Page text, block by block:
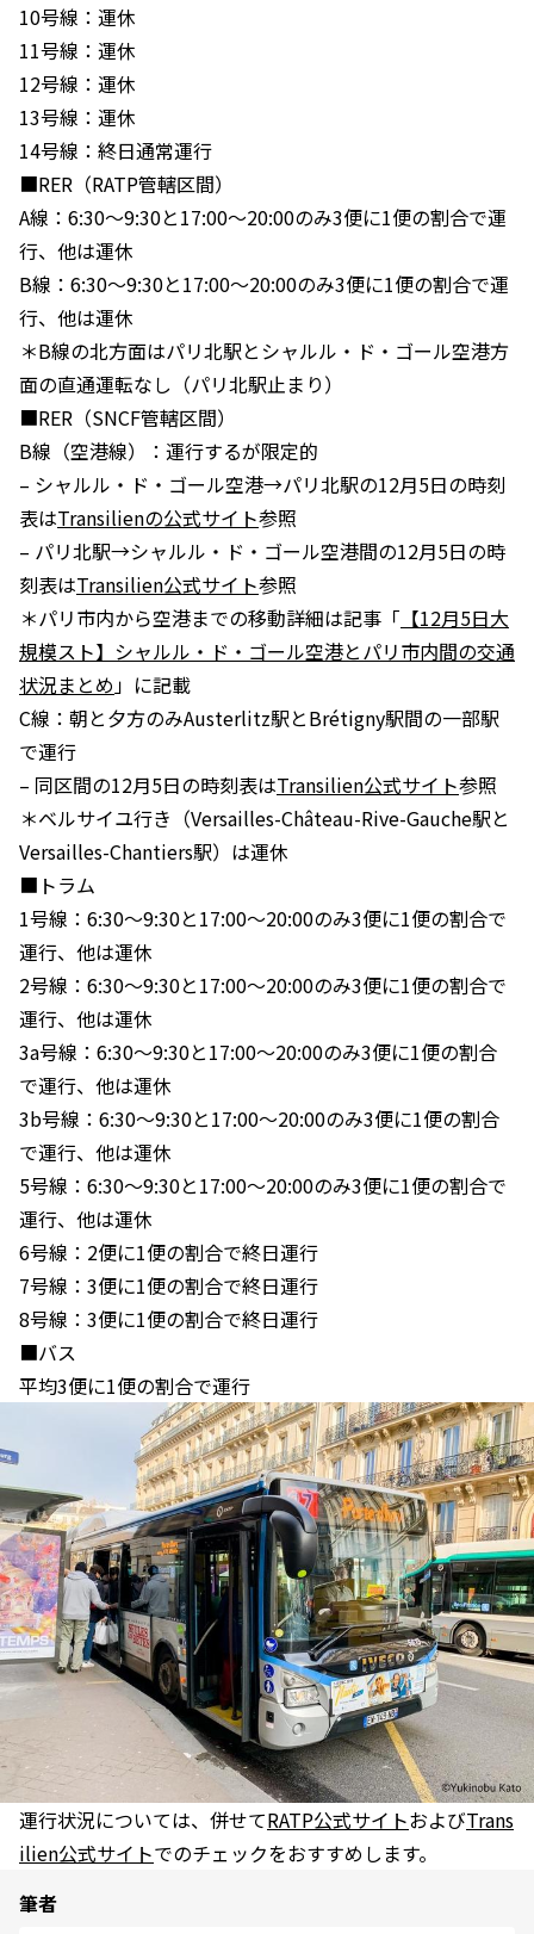
10号線：運休
11号線：運休
12号線：運休
13号線：運休
14号線：終日通常運行
■RER（RATP管轄区間）
A線：6:30〜9:30と17:00〜20:00のみ3便に1便の割合で運
行、他は運休
B線：6:30〜9:30と17:00〜20:00のみ3便に1便の割合で運
行、他は運休
＊B線の北方面はパリ北駅とシャルル・ド・ゴール空港方
面の直通運転なし（パリ北駅止まり）
■RER（SNCF管轄区間）
B線（空港線）：運行するが限定的
– シャルル・ド・ゴール空港→パリ北駅の12月5日の時刻
表はTransilienの公式サイト参照
– パリ北駅→シャルル・ド・ゴール空港間の12月5日の時
刻表はTransilien公式サイト参照
＊パリ市内から空港までの移動詳細は記事「 【12月5日大
規模スト】シャルル・ド・ゴール空港とパリ市内間の交通
状況まとめ 」に記載
C線：朝と夕方のみAusterlitz駅とBrétigny駅間の一部駅
で運行
– 同区間の12月5日の時刻表はTransilien公式サイト参照
＊ベルサイユ行き（Versailles-Château-Rive-Gauche駅と
Versailles-Chantiers駅）は運休
■トラム
1号線：6:30〜9:30と17:00〜20:00のみ3便に1便の割合で
運行、他は運休
2号線：6:30〜9:30と17:00〜20:00のみ3便に1便の割合で
運行、他は運休
3a号線：6:30〜9:30と17:00〜20:00のみ3便に1便の割合
で運行、他は運休
3b号線：6:30〜9:30と17:00〜20:00のみ3便に1便の割合
で運行、他は運休
5号線：6:30〜9:30と17:00〜20:00のみ3便に1便の割合で
運行、他は運休
6号線：2便に1便の割合で終日運行
7号線：3便に1便の割合で終日運行
8号線：3便に1便の割合で終日運行
■バス
平均3便に1便の割合で運行
運行状況については、併せてRATP公式サイトおよびTrans
ilien公式サイトでのチェックをおすすめします。
筆者